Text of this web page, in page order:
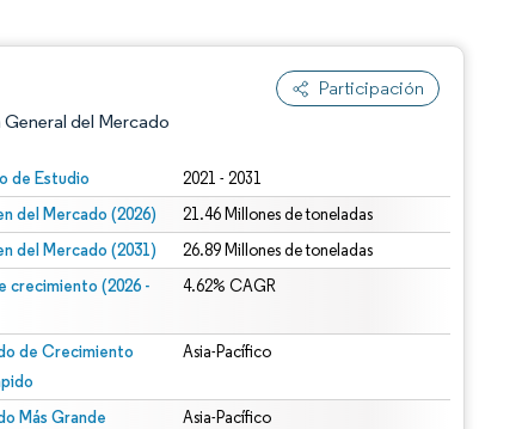
Participación
del Mercado
de Estudio 2021 - 2031
del Mercado (2026) 21.46 Millones de toneladas
del Mercado (2031) 26.89 Millones de toneladas
crecimiento (2026 -
4.62% CAGR
de Crecimiento
Asia-Pacífico
Más Grande Asia-Pacífico
CC BY 4.0.